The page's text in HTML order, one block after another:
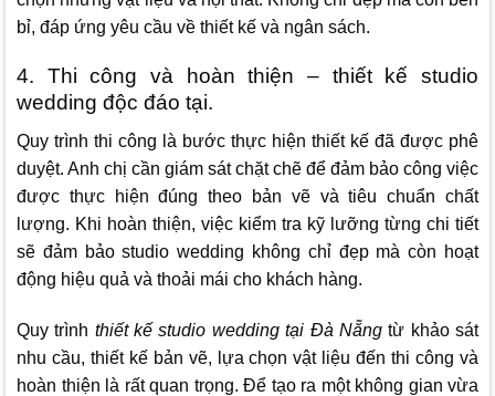
bỉ, đáp ứng yêu cầu về thiết kế và ngân sách.
4. Thi công và hoàn thiện – thiết kế studio
wedding độc đáo tại.
Quy trình thi công là bước thực hiện thiết kế đã được phê
duyệt. Anh chị cần giám sát chặt chẽ để đảm bảo công việc
được thực hiện đúng theo bản vẽ và tiêu chuẩn chất
lượng. Khi hoàn thiện, việc kiểm tra kỹ lưỡng từng chi tiết
sẽ đảm bảo studio wedding không chỉ đẹp mà còn hoạt
động hiệu quả và thoải mái cho khách hàng.
Quy trình thiết kế studio wedding tại Đà Nẵngtừ khảo sát
nhu cầu, thiết kế bản vẽ, lựa chọn vật liệu đến thi công và
hoàn thiện là rất quan trọng. Để tạo ra một không gian vừa